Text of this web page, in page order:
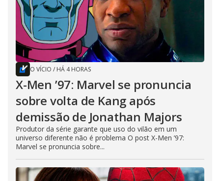
O VÍCIO / HÁ 4 HORAS
X-Men ’97: Marvel se pronuncia
sobre volta de Kang após
demissão de Jonathan Majors
Produtor da série garante que uso do vilão em um
universo diferente não é problema O post X-Men ’97:
Marvel se pronuncia sobre...